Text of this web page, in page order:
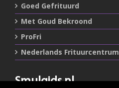
Goed Gefrituurd
Met Goud Bekroond
ProFri
Nederlands Frituurcentrum
Smulgids.nl